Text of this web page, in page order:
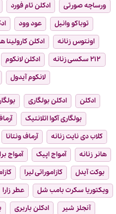
ورساچه صورتی
ادکلن تام فورد
توباکو وانیل
عود وود
اونتوس زنانه
ادکلن کارولینا
۲۱۲ سکسی زنانه
ادکلن لانکوم
لانکوم آیدول
ادکلن ادکلن بولگاری
بولگاری آکوا اتلانتیک
کلاب دی نایت زنانه
آرماف ونتانا
هانر زنانه
آمواج اپیک آمواج
بوکت آیدل
کازاموراتی لیرا
ویکتوریا سکرت بامب شل
عطر زارا
آنجلز شیر
ادکلن باربری